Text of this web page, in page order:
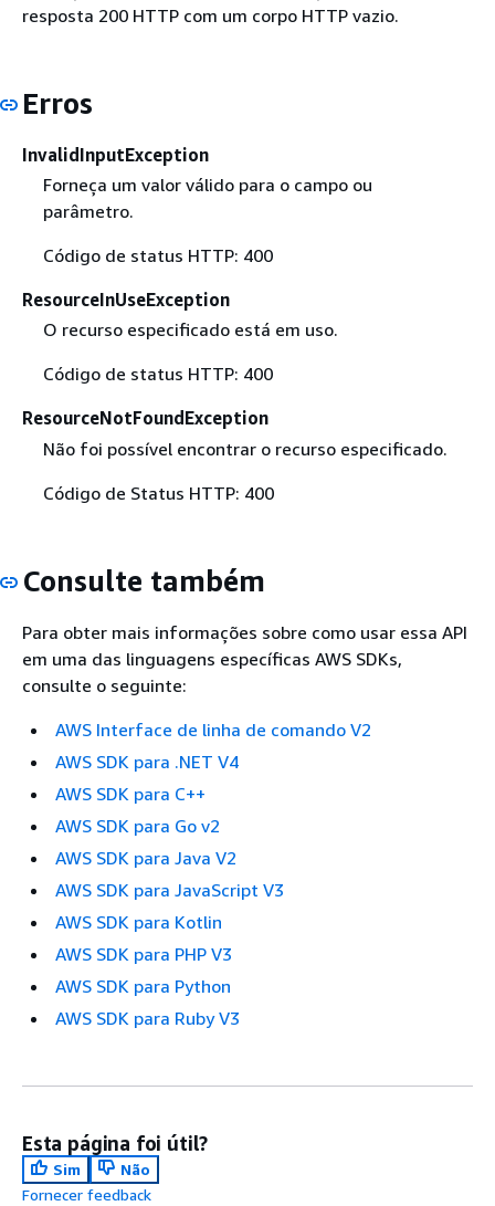
resposta 200 HTTP com um corpo HTTP vazio.
Erros
InvalidInputException
Forneça um valor válido para o campo ou
parâmetro.
Código de status HTTP: 400
ResourceInUseException
O recurso especificado está em uso.
Código de status HTTP: 400
ResourceNotFoundException
Não foi possível encontrar o recurso especificado.
Código de Status HTTP: 400
Consulte também
Para obter mais informações sobre como usar essa API
em uma das linguagens específicas AWS SDKs,
consulte o seguinte:
AWS Interface de linha de comando V2
AWS SDK para .NET V4
AWS SDK para C++
AWS SDK para Go v2
AWS SDK para Java V2
AWS SDK para JavaScript V3
AWS SDK para Kotlin
AWS SDK para PHP V3
AWS SDK para Python
AWS SDK para Ruby V3
Esta página foi útil?
Sim
Não
Fornecer feedback